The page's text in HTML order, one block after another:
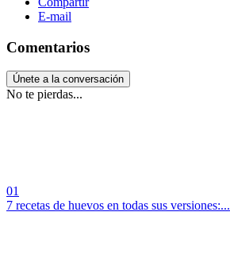
E-mail
Comentarios
Únete a la conversación
No te pierdas...
01
7 recetas de huevos en todas sus versiones:...